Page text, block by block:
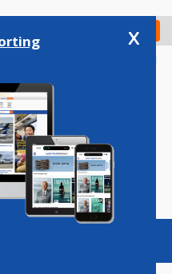
Check in
Vacatures
x